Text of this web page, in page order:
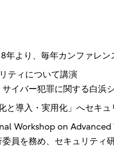
より、毎年カンファレ
ティについて講演
イバー犯罪に関する白浜
導入・実用化」へセキュ
Workshop on
員を務め、セキュリティ